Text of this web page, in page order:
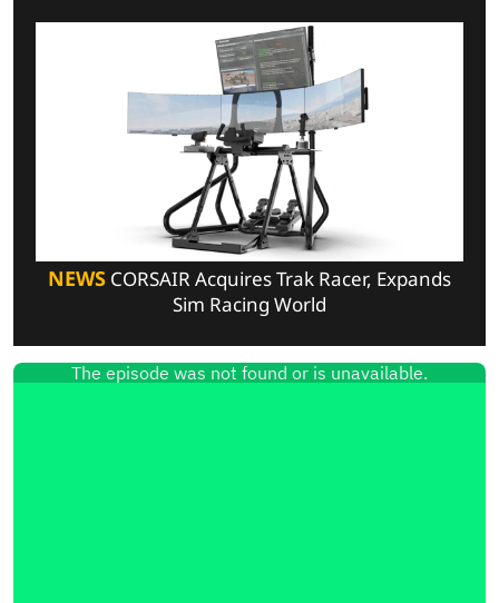
NEWS CORSAIR Acquires Trak Racer, Expands
Sim Racing World